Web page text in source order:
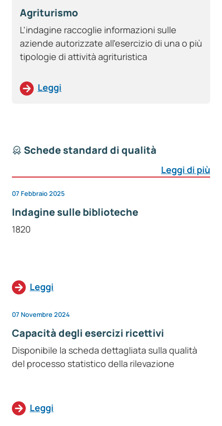
Agriturismo
L’indagine raccoglie informazioni sulle
aziende autorizzate all’esercizio di una o più
tipologie di attività agrituristica
Leggi
Schede standard di qualità
Leggi di più
07 Febbraio 2025
Indagine sulle biblioteche
1820
Leggi
07 Novembre 2024
Capacità degli esercizi ricettivi
Disponibile la scheda dettagliata sulla qualità
del processo statistico della rilevazione
Leggi